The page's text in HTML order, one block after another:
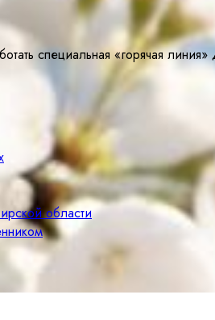
специальная «горячая
области